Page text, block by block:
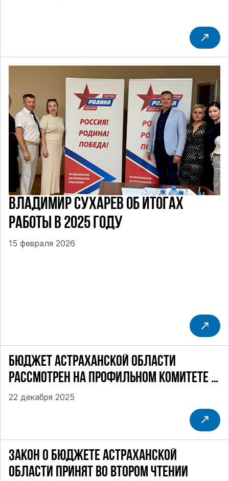
ВЛАДИМИР СУХАРЕВ ОБ ИТОГАХ
РАБОТЫ В 2025 ГОДУ
15 февраля 2026
БЮДЖЕТ АСТРАХАНСКОЙ ОБЛАСТИ
РАССМОТРЕН НА ПРОФИЛЬНОМ КОМИТЕТЕ В
ТРЕТЬЕМ ЧТЕНИИ
22 декабря 2025
ЗАКОН О БЮДЖЕТЕ АСТРАХАНСКОЙ
ОБЛАСТИ ПРИНЯТ ВО ВТОРОМ ЧТЕНИИ